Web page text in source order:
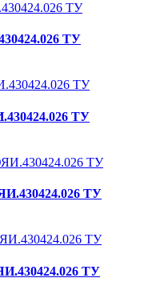
ТУ
ТУ
ТУ
ТУ